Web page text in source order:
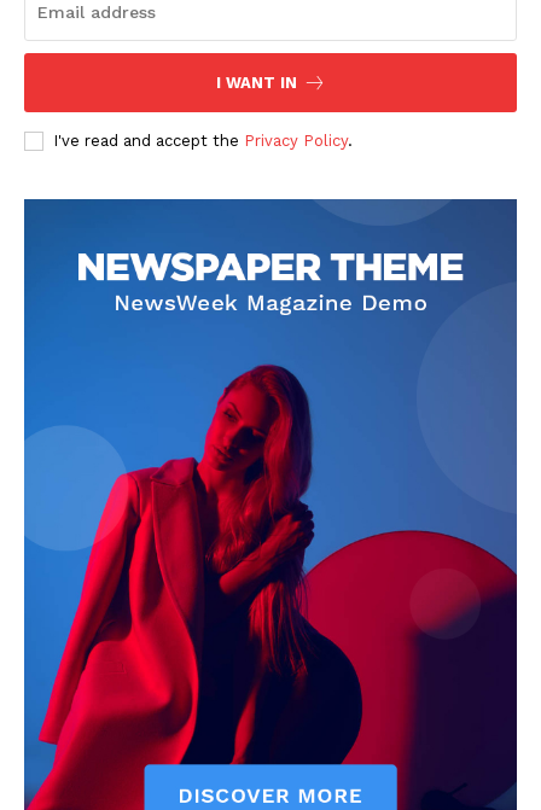
I WANT IN
I've read and accept the Privacy Policy.